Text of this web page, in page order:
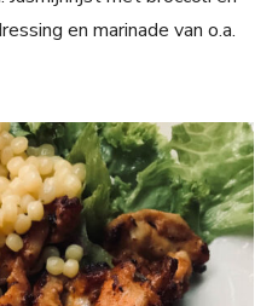
en marinade van o.a.